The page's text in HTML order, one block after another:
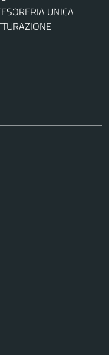
UNICA